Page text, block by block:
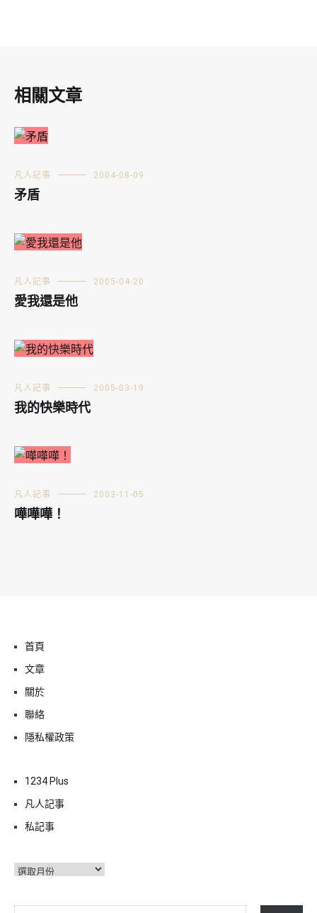
相關文章
凡人記事 2004-08-09
矛盾
凡人記事 2005-04-20
愛我還是他
凡人記事 2005-03-19
我的快樂時代
凡人記事 2003-11-05
嘩嘩嘩！
首頁
文章
關於
聯絡
隱私權政策
1234 Plus
凡人記事
私記事
彙
輸入你的電子郵件地址…